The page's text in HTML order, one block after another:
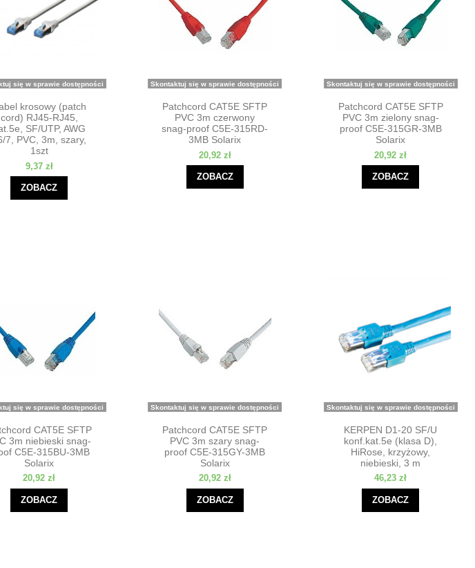
się w sprawie dostępności
krosowy (patch
cord) RJ45-RJ45,
SF/UTP, AWG
7, PVC, 3m, szary,
1szt
9,37 zł
ZOBACZ
Skontaktuj się w sprawie dostępności
Patchcord CAT5E SFTP
PVC 3m czerwony
snag-proof C5E-315RD-
3MB Solarix
20,92 zł
ZOBACZ
Skontaktuj się w sprawie dostępności
Patchcord CAT5E SFTP
PVC 3m zielony snag-
proof C5E-315GR-3MB
Solarix
20,92 zł
ZOBACZ
się w sprawie dostępności
CAT5E SFTP
3m niebieski snag-
C5E-315BU-3MB
Solarix
20,92 zł
ZOBACZ
Skontaktuj się w sprawie dostępności
Patchcord CAT5E SFTP
PVC 3m szary snag-
proof C5E-315GY-3MB
Solarix
20,92 zł
ZOBACZ
Skontaktuj się w sprawie dostępności
KERPEN D1-20 SF/U
konf.kat.5e (klasa D),
HiRose, krzyżowy,
niebieski, 3 m
46,23 zł
ZOBACZ